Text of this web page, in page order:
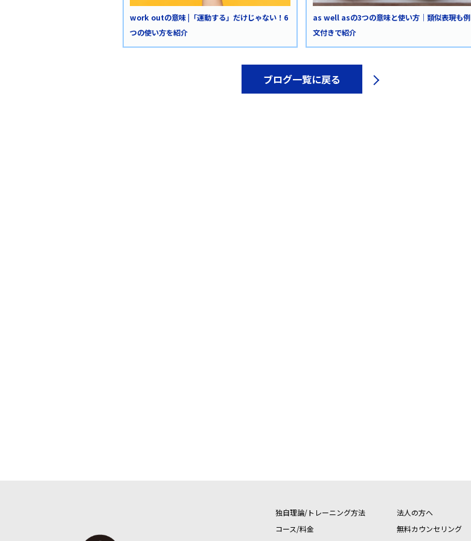
work outの意味 |「運動する」だけじゃない！6
つの使い方を紹介
as well asの3つの意味と使い方｜類似表現も例
文付きで紹介
ブログ一覧に戻る
独自理論/トレーニング方法
コース/料金
法人の方へ
無料カウンセリング